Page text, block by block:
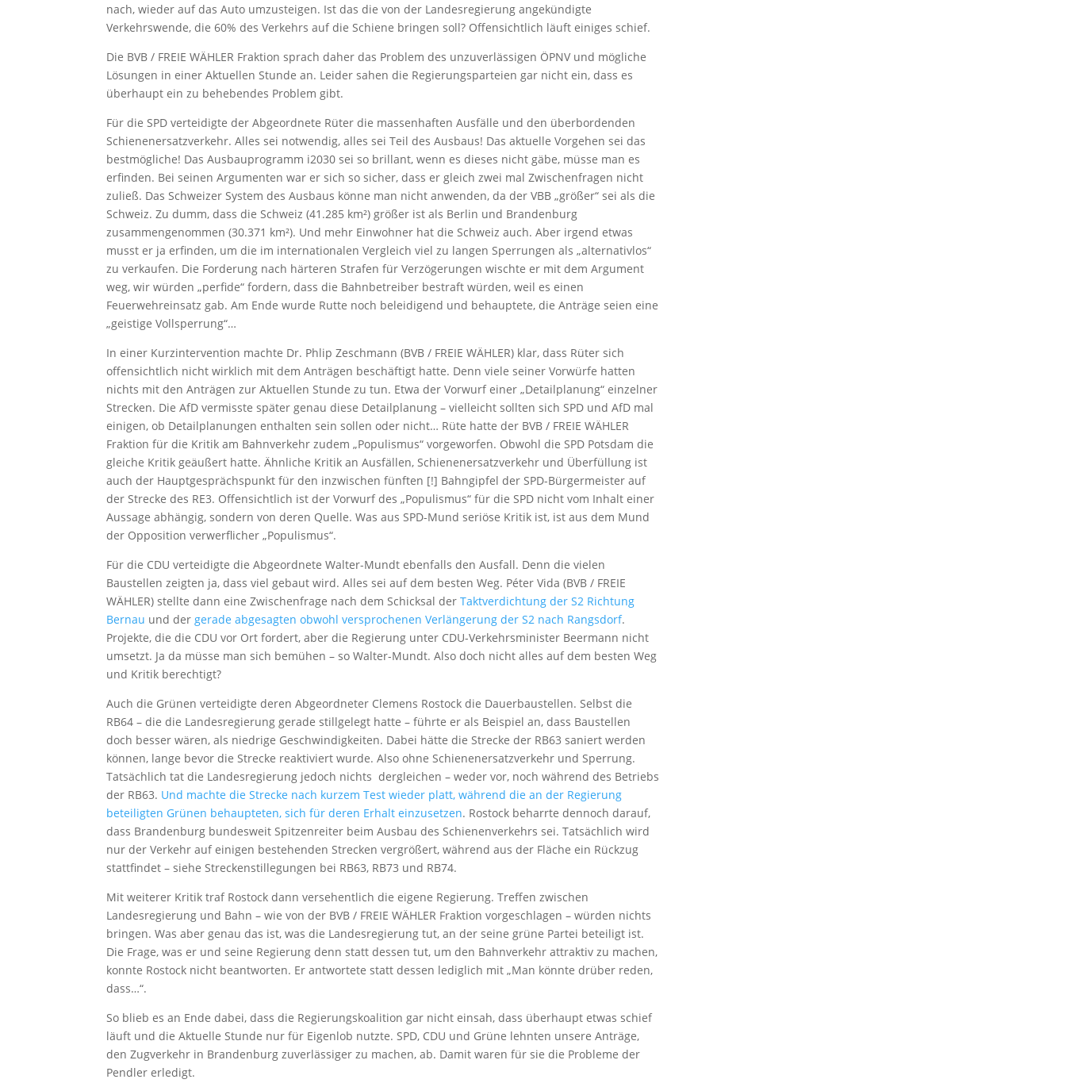
nach, wieder auf das Auto umzusteigen. Ist das die von der Landesregierung angekündigte
Verkehrswende, die 60% des Verkehrs auf die Schiene bringen soll? Offensichtlich läuft einiges schief.
Die BVB / FREIE WÄHLER Fraktion sprach daher das Problem des unzuverlässigen ÖPNV und mögliche
Lösungen in einer Aktuellen Stunde an. Leider sahen die Regierungsparteien gar nicht ein, dass es
überhaupt ein zu behebendes Problem gibt.
Für die SPD verteidigte der Abgeordnete Rüter die massenhaften Ausfälle und den überbordenden
Schienenersatzverkehr. Alles sei notwendig, alles sei Teil des Ausbaus! Das aktuelle Vorgehen sei das
bestmögliche! Das Ausbauprogramm i2030 sei so brillant, wenn es dieses nicht gäbe, müsse man es
erfinden. Bei seinen Argumenten war er sich so sicher, dass er gleich zwei mal Zwischenfragen nicht
zuließ. Das Schweizer System des Ausbaus könne man nicht anwenden, da der VBB „größer“ sei als die
Schweiz. Zu dumm, dass die Schweiz (41.285 km²) größer ist als Berlin und Brandenburg
zusammengenommen (30.371 km²). Und mehr Einwohner hat die Schweiz auch. Aber irgend etwas
musst er ja erfinden, um die im internationalen Vergleich viel zu langen Sperrungen als „alternativlos“
zu verkaufen. Die Forderung nach härteren Strafen für Verzögerungen wischte er mit dem Argument
weg, wir würden „perfide“ fordern, dass die Bahnbetreiber bestraft würden, weil es einen
Feuerwehreinsatz gab. Am Ende wurde Rutte noch beleidigend und behauptete, die Anträge seien eine
„geistige Vollsperrung“…
In einer Kurzintervention machte Dr. Phlip Zeschmann (BVB / FREIE WÄHLER) klar, dass Rüter sich
offensichtlich nicht wirklich mit dem Anträgen beschäftigt hatte. Denn viele seiner Vorwürfe hatten
nichts mit den Anträgen zur Aktuellen Stunde zu tun. Etwa der Vorwurf einer „Detailplanung“ einzelner
Strecken. Die AfD vermisste später genau diese Detailplanung – vielleicht sollten sich SPD und AfD mal
einigen, ob Detailplanungen enthalten sein sollen oder nicht… Rüte hatte der BVB / FREIE WÄHLER
Fraktion für die Kritik am Bahnverkehr zudem „Populismus“ vorgeworfen. Obwohl die SPD Potsdam die
gleiche Kritik geäußert hatte. Ähnliche Kritik an Ausfällen, Schienenersatzverkehr und Überfüllung ist
auch der Hauptgesprächspunkt für den inzwischen fünften [!] Bahngipfel der SPD-Bürgermeister auf
der Strecke des RE3. Offensichtlich ist der Vorwurf des „Populismus“ für die SPD nicht vom Inhalt einer
Aussage abhängig, sondern von deren Quelle. Was aus SPD-Mund seriöse Kritik ist, ist aus dem Mund
der Opposition verwerflicher „Populismus“.
Für die CDU verteidigte die Abgeordnete Walter-Mundt ebenfalls den Ausfall. Denn die vielen
Baustellen zeigten ja, dass viel gebaut wird. Alles sei auf dem besten Weg. Péter Vida (BVB / FREIE
WÄHLER) stellte dann eine Zwischenfrage nach dem Schicksal derTaktverdichtung der S2 Richtung
Bernau und dergerade abgesagten obwohl versprochenen Verlängerung der S2 nach Rangsdorf.
Projekte, die die CDU vor Ort fordert, aber die Regierung unter CDU-Verkehrsminister Beermann nicht
umsetzt. Ja da müsse man sich bemühen – so Walter-Mundt. Also doch nicht alles auf dem besten Weg
und Kritik berechtigt?
Auch die Grünen verteidigte deren Abgeordneter Clemens Rostock die Dauerbaustellen. Selbst die
RB64 – die die Landesregierung gerade stillgelegt hatte – führte er als Beispiel an, dass Baustellen
doch besser wären, als niedrige Geschwindigkeiten. Dabei hätte die Strecke der RB63 saniert werden
können, lange bevor die Strecke reaktiviert wurde. Also ohne Schienenersatzverkehr und Sperrung.
Tatsächlich tat die Landesregierung jedoch nichts dergleichen – weder vor, noch während des Betriebs
der RB63. Und machte die Strecke nach kurzem Test wieder platt, während die an der Regierung
beteiligten Grünen behaupteten, sich für deren Erhalt einzusetzen. Rostock beharrte dennoch darauf,
dass Brandenburg bundesweit Spitzenreiter beim Ausbau des Schienenverkehrs sei. Tatsächlich wird
nur der Verkehr auf einigen bestehenden Strecken vergrößert, während aus der Fläche ein Rückzug
stattfindet – siehe Streckenstillegungen bei RB63, RB73 und RB74.
Mit weiterer Kritik traf Rostock dann versehentlich die eigene Regierung. Treffen zwischen
Landesregierung und Bahn – wie von der BVB / FREIE WÄHLER Fraktion vorgeschlagen – würden nichts
bringen. Was aber genau das ist, was die Landesregierung tut, an der seine grüne Partei beteiligt ist.
Die Frage, was er und seine Regierung denn statt dessen tut, um den Bahnverkehr attraktiv zu machen,
konnte Rostock nicht beantworten. Er antwortete statt dessen lediglich mit „Man könnte drüber reden,
dass…“.
So blieb es an Ende dabei, dass die Regierungskoalition gar nicht einsah, dass überhaupt etwas schief
läuft und die Aktuelle Stunde nur für Eigenlob nutzte. SPD, CDU und Grüne lehnten unsere Anträge,
den Zugverkehr in Brandenburg zuverlässiger zu machen, ab. Damit waren für sie die Probleme der
Pendler erledigt.